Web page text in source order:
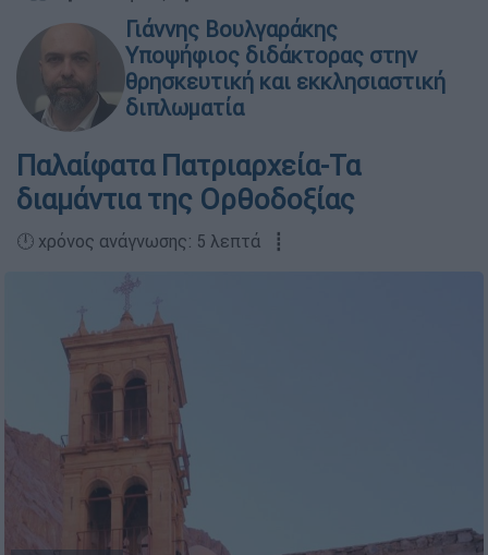
Γιάννης Βουλγαράκης
Υποψήφιος διδάκτορας στην
θρησκευτική και εκκλησιαστική
διπλωματία
Παλαίφατα Πατριαρχεία-Τα
διαμάντια της Ορθοδοξίας
🕛 χρόνος ανάγνωσης: 5 λεπτά ┋